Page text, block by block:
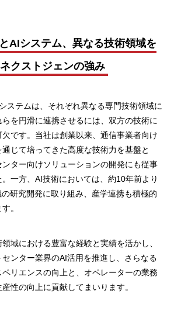
AIシステム、異なる技術領域を
ネクストジェンの強み
ステムは、それぞれ異なる専門技術領域に
を円滑に連携させるには、双方の技術に
です。当社は創業以来、通信事業者向け
じて培ってきた高度な技術力を基盤と
ンター向けソリューションの開発にも従事
。一方、AI技術においては、約10年前より
研究開発に取り組み、産学連携も積極的
。
域における豊富な経験と実績を活かし、
ンター業界のAI活用を推進し、さらなる
リエンスの向上と、オペレーターの業務
性の向上に貢献してまいります。